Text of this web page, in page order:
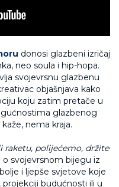
donosi glazbeni izričaj
neo soula i hip-hopa.
svojevrsnu glazbenu
objašnjava kako
koju zatim pretače u
glazbenog
nema kraja.
raketu, polijećemo, držite
o svojevrsnom bijegu iz
i ljepše svjetove koje
budućnosti ili u